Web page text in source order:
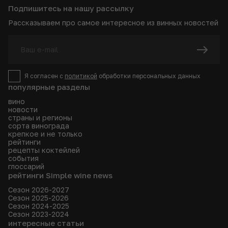
популярные разделы
вино
новости
страны и регионы
сорта винограда
крепкое и не только
рейтинги
рецепты коктейлей
события
глоссарий
рейтинги Simple wine news
Сезон 2026-2027
Сезон 2025-2026
Сезон 2024-2025
Сезон 2023-2024
интересные статьи
Подпишитесь на нашу рассылку
Рассказываем про самое интересное из винных новостей
Я согласен с политикой обработки персональных данных